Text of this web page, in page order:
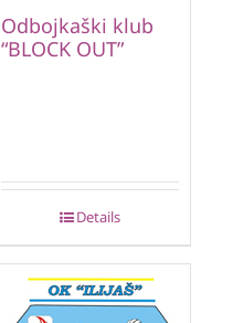
Odbojkaški klub
“BLOCK OUT”
Details